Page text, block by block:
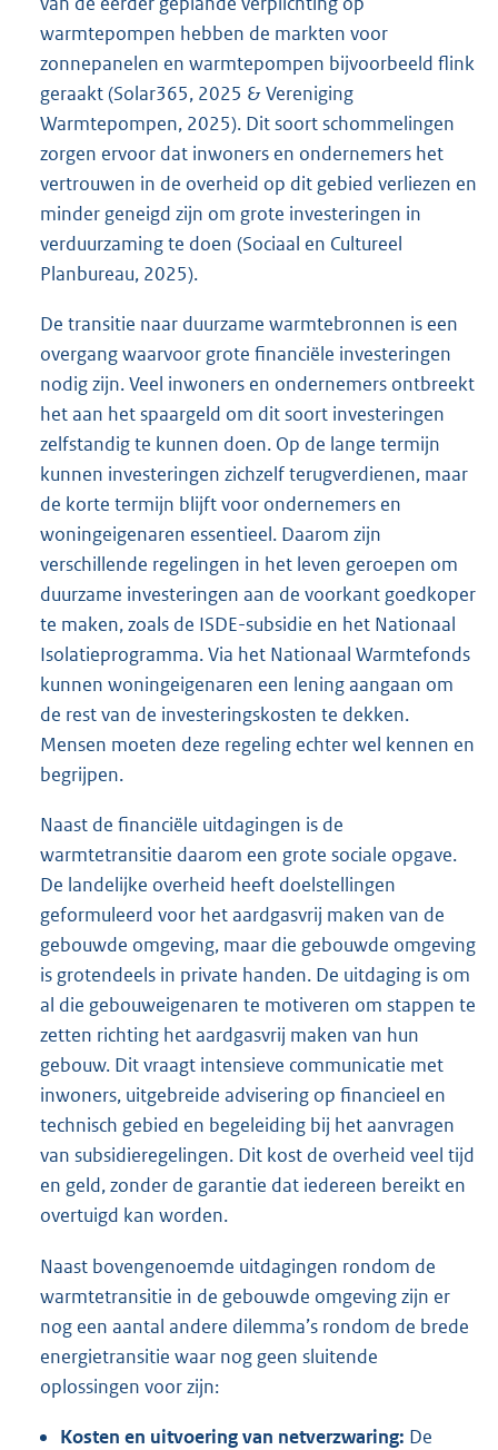
warmtepompen hebben de markten voor
zonnepanelen en warmtepompen bijvoorbeeld flink
geraakt (Solar365, 2025 & Vereniging
Warmtepompen, 2025). Dit soort schommelingen
zorgen ervoor dat inwoners en ondernemers het
vertrouwen in de overheid op dit gebied verliezen en
minder geneigd zijn om grote investeringen in
verduurzaming te doen (Sociaal en Cultureel
Planbureau, 2025).
De transitie naar duurzame warmtebronnen is een
overgang waarvoor grote financiële investeringen
nodig zijn. Veel inwoners en ondernemers ontbreekt
het aan het spaargeld om dit soort investeringen
zelfstandig te kunnen doen. Op de lange termijn
kunnen investeringen zichzelf terugverdienen, maar
de korte termijn blijft voor ondernemers en
woningeigenaren essentieel. Daarom zijn
verschillende regelingen in het leven geroepen om
duurzame investeringen aan de voorkant goedkoper
te maken, zoals de ISDE-subsidie en het Nationaal
Isolatieprogramma. Via het Nationaal Warmtefonds
kunnen woningeigenaren een lening aangaan om
de rest van de investeringskosten te dekken.
Mensen moeten deze regeling echter wel kennen en
begrijpen.
Naast de financiële uitdagingen is de
warmtetransitie daarom een grote sociale opgave.
De landelijke overheid heeft doelstellingen
geformuleerd voor het aardgasvrij maken van de
gebouwde omgeving, maar die gebouwde omgeving
is grotendeels in private handen. De uitdaging is om
al die gebouweigenaren te motiveren om stappen te
zetten richting het aardgasvrij maken van hun
gebouw. Dit vraagt intensieve communicatie met
inwoners, uitgebreide advisering op financieel en
technisch gebied en begeleiding bij het aanvragen
van subsidieregelingen. Dit kost de overheid veel tijd
en geld, zonder de garantie dat iedereen bereikt en
overtuigd kan worden.
Naast bovengenoemde uitdagingen rondom de
warmtetransitie in de gebouwde omgeving zijn er
nog een aantal andere dilemma’s rondom de brede
energietransitie waar nog geen sluitende
oplossingen voor zijn:
Kosten en uitvoering van netverzwaring: De